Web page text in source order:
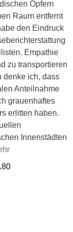
Opfern
Raum entfernt
den Eindruck
Empathie
zu transportieren
denke ich, dass
Anteilnahme
grauenhaftes
erlitten haben.
Innenstädten